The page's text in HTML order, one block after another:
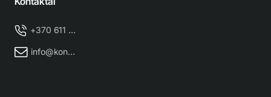
+370 611 38 500
info@kondicionieriu-meistras.lt